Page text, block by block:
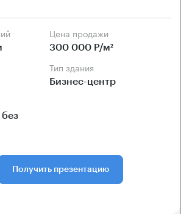
Цена продажи
300 000 Р/м²
Тип здания
Бизнес-центр
Получить презентацию